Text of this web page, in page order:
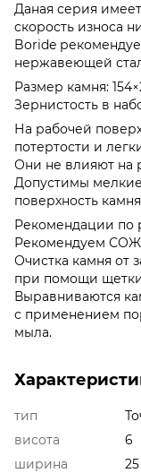
Даная серия
скорость износа
Boride
нержавеющей
Размер камня:
Зернистость в
На рабочей
потертости и
Они не влияют на
Допустимы
поверхность
Рекомендации по
Рекомендуем СОЖ
Очистка камня от
при помощи
Выравниваются
с применением
мыла.
тип
висота
6
ширина
25